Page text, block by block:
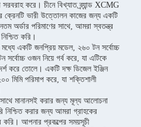
সরবরাহ করে। চীনে বিখ্যাত ব্র্যান্ড XCMG
ক্রেনটি ভারী উত্তোলন কাজের জন্য একটি
অর্ডার পরিমাণের সাথে, আমরা স্বতন্ত্র
করি।
একটি জনপ্রিয় মডেল, ২৬০ টন সর্বোচ্চ
ওজন নিয়ে গর্ব করে, যা এটিকে
করে তোলে। একটি দক্ষ ডিজেল ইঞ্জিন
মিমি পরিমাপ করে, যা শক্তিশালী
মানানসই করার জন্য মূল্য আলোচনা
নিশ্চিত করার জন্য আমরা গ্রাহকের
করি। আপনার প্রকল্পের সময়সূচী